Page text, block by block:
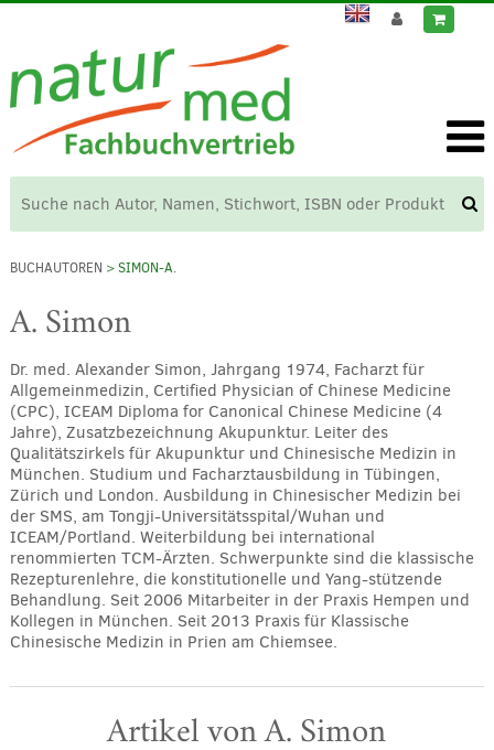
BUCHAUTOREN > SIMON-A.
A. Simon
Dr. med. Alexander Simon, Jahrgang 1974, Facharzt für
Allgemeinmedizin, Certified Physician of Chinese Medicine
(CPC), ICEAM Diploma for Canonical Chinese Medicine (4
Jahre), Zusatzbezeichnung Akupunktur. Leiter des
Qualitätszirkels für Akupunktur und Chinesische Medizin in
München. Studium und Facharztausbildung in Tübingen,
Zürich und London. Ausbildung in Chinesischer Medizin bei
der SMS, am Tongji-Universitätsspital/Wuhan und
ICEAM/Portland. Weiterbildung bei international
renommierten TCM-Ärzten. Schwerpunkte sind die klassische
Rezepturenlehre, die konstitutionelle und Yang-stützende
Behandlung. Seit 2006 Mitarbeiter in der Praxis Hempen und
Kollegen in München. Seit 2013 Praxis für Klassische
Chinesische Medizin in Prien am Chiemsee.
Artikel von A. Simon